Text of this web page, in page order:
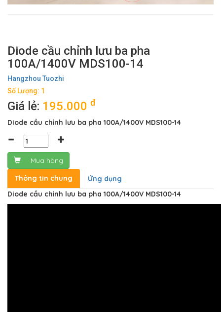
Diode cầu chỉnh lưu ba pha
100A/1400V MDS100-14
Hangzhou Tuozhi
Số Lượng: 1
Giá lẻ: 195.000 đ
Diode cầu chỉnh lưu ba pha 100A/1400V MDS100-14
Mua hàng
Thông tin chung
Ứng dụng
Diode cầu chỉnh lưu ba pha 100A/1400V MDS100-14